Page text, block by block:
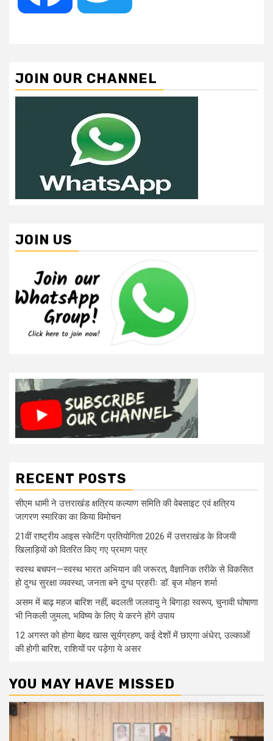
JOIN OUR CHANNEL
JOIN US
RECENT POSTS
सीएम धामी ने उत्तराखंड क्षत्रिय कल्याण समिति की वेबसाइट एवं क्षत्रिय
जागरण स्मारिका का किया विमोचन
21वीं राष्ट्रीय आइस स्केटिंग प्रतियोगिता 2026 में उत्तराखंड के विजयी
खिलाड़ियों को वितरित किए गए प्रमाण पत्र
स्वस्थ बचपन—स्वस्थ भारत अभियान की जरूरत, वैज्ञानिक तरीके से विकसित
हो दुग्ध सुरक्षा व्यवस्था, जनता बने दुग्ध प्रहरीः डॉ. बृज मोहन शर्मा
असम में बाढ़ महज बारिश नहीं, बदलती जलवायु ने बिगाड़ा स्वरूप, चुनावी घोषाणा
भी निकली जुमला, भविष्य के लिए ये करने होंगे उपाय
12 अगस्त को होगा बेहद खास सूर्यग्रहण, कई देशों में छाएगा अंधेरा, उल्काओं
की होगी बारिश, राशियों पर पड़ेगा ये असर
YOU MAY HAVE MISSED